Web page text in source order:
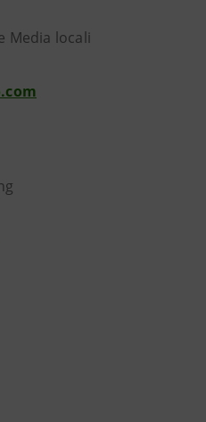
Media locali